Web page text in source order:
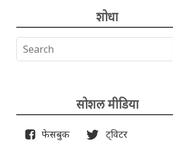
शोधा
सोशल मीडिया
फेसबुक ट्विटर